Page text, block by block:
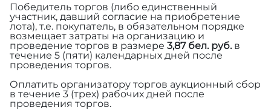
Победитель торгов (либо единственный
участник, давший согласие на приобретение
лота), т.е. покупатель, в обязательном порядке
возмещает затраты на организацию и
проведение торгов в размере 3,87 бел. руб.в
течение 5 (пяти) календарных дней после
проведения торгов.
Оплатить организатору торгов аукционный сбор
в течение 3 (трех) рабочих дней после
проведения торгов.